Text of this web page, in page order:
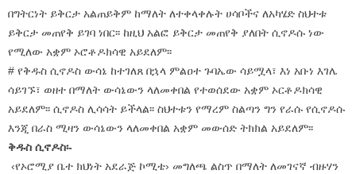
በግትርነት ይቅርታ አልጠይቅም ከማለት ለተቀላቀሉት ሀሳቦችና ለአካሄድ ስህተቱ
ይቅርታ መጠየቅ ይገባ ነበር፡፡ ከዚህ አልፎ ይቅርታ መጠየቅ ያለበት ሲኖዶሱ ነው
የሚለው አቋም ኦሮቶዶክሳዊ አይደለም፡፡
# የቅዱስ ሲኖዶስ ውሳኔ ከተገለጸ በኋላ ምልዐተ ጉባኤው ሳይሟላ፣ እነ አቡነ እገሌ
ሳይገኙ፣ ወዘተ በማለት ውሳኔውን ላለመቀበል የተወሰደው አቋም ኦርቶዶክሳዊ
አይደለም፡፡ ሲኖዶስ ሊሳሳት ይችላል፡፡ ስህተቱን የማረም ስልጣን ግን የራሱ የሲኖዶሱ
እንጂ በራስ ሚዛን ውሳኔውን ላለመቀበል አቋም መውሰድ ትክክል አይደለም፡፡
ቅዱስ ሲኖዶስ፡-
‹የኦሮሚያ ቤተ ክህነት አደራጅ ኮሚቴ› መግለጫ ልስጥ በማለት ለመገናኛ ብዙሃን